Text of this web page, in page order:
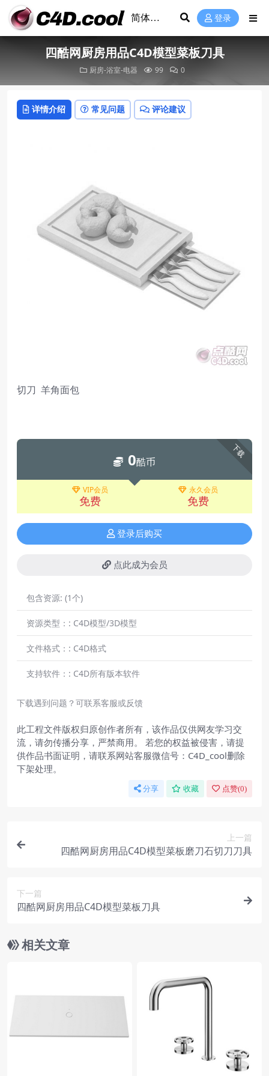
登录
四酷网厨房用品C4D模型菜板刀具
厨房-浴室-电器 99 0
详情介绍 常见问题 评论建议
切刀 羊角面包
下载
0酷币
VIP会员
免费
永久会员
免费
登录后购买
点此成为会员
包含资源: (1个)
资源类型：: C4D模型/3D模型
文件格式：: C4D格式
支持软件：: C4D所有版本软件
下载遇到问题？可联系客服或反馈
此工程文件版权归原创作者所有，该作品仅供网友学习交
流，请勿传播分享，严禁商用。 若您的权益被侵害，请提
供作品书面证明，请联系网站客服微信号：C4D_cool删除
下架处理。
分享 收藏 点赞(0)
上一篇
四酷网厨房用品C4D模型菜板磨刀石切刀刀具
下一篇
四酷网厨房用品C4D模型菜板刀具
相关文章